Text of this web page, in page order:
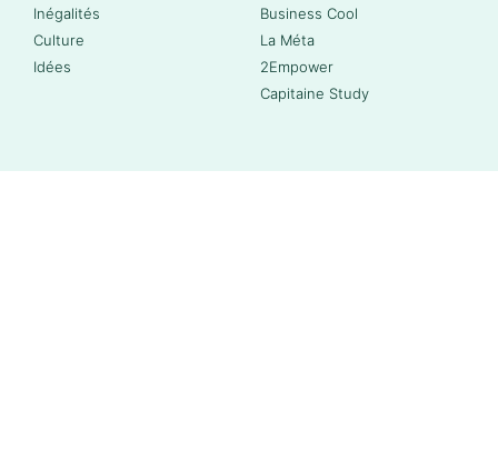
Inégalités
Culture
Idées
Business Cool
La Méta
2Empower
Capitaine Study